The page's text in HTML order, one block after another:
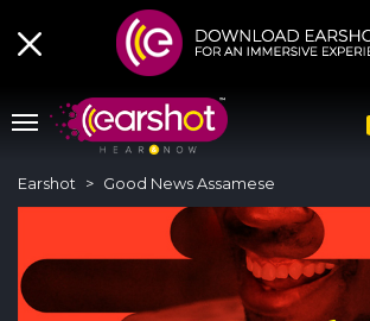
Earshot Good News Assamese